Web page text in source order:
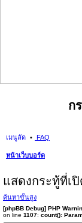
ก
เมนูลัด FAQ
หน้าเว็บบอร์ด
แสดงกระทู้ที่เ
ค้นหาขั้นสูง
[phpBB Debug] PHP
on line 1107: count():